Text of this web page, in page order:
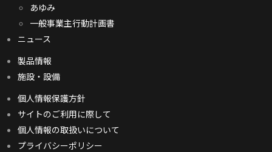
あゆみ
一般事業主行動計画書
ニュース
製品情報
施設・設備
個人情報保護方針
サイトのご利用に際して
個人情報の取扱いについて
プライバシーポリシー